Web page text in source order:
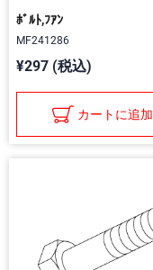
ﾎﾞﾙﾄ,ﾌｱﾝ
MF241286
¥297 (税込)
カートに追加